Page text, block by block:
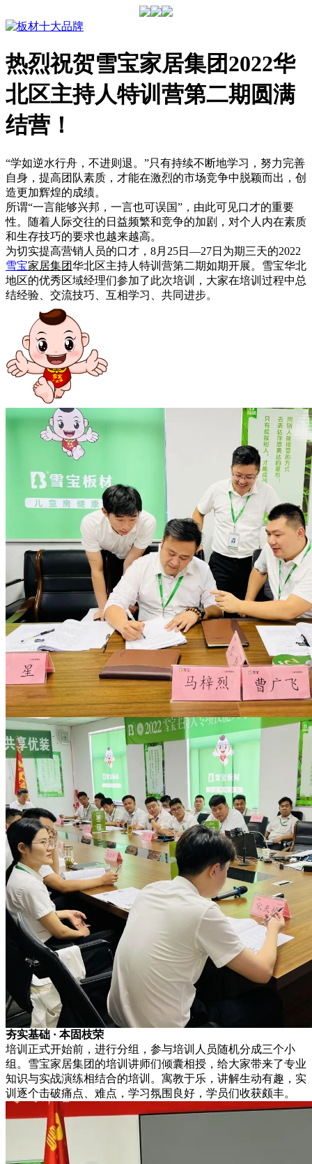
热烈祝贺雪宝家居集团2022华
北区主持人特训营第二期圆满
结营！
“学如逆水行舟，不进则退。”只有持续不断地学习，努力完善
自身，提高团队素质，才能在激烈的市场竞争中脱颖而出，创
造更加辉煌的成绩。
所谓“一言能够兴邦，一言也可误国”，由此可见口才的重要
性。随着人际交往的日益频繁和竞争的加剧，对个人内在素质
和生存技巧的要求也越来越高。
为切实提高营销人员的口才，8月25日—27日为期三天的2022
雪宝家居集团华北区主持人特训营第二期如期开展。雪宝华北
地区的优秀区域经理们参加了此次培训，大家在培训过程中总
结经验、交流技巧、互相学习、共同进步。
夯实基础 · 本固枝荣
培训正式开始前，进行分组，参与培训人员随机分成三个小
组。雪宝家居集团的培训讲师们倾囊相授，给大家带来了专业
知识与实战演练相结合的培训。寓教于乐，讲解生动有趣，实
训逐个击破痛点、难点，学习氛围良好，学员们收获颇丰。